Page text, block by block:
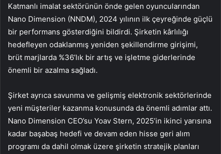
Katmanlı imalat sektörünün önde gelen oyuncularından
Nano Dimension (NNDM), 2024 yılının ilk çeyreğinde güçlü
bir performans gösterdiğini bildirdi. Şirketin kârlılığı
hedefleyen odaklanmış yeniden şekillendirme girişimi,
brüt marjlarda %36’lık bir artış ve işletme giderlerinde
önemli bir azalma sağladı.
Şirket ayrıca savunma ve gelişmiş elektronik sektörlerinde
yeni müşteriler kazanma konusunda da önemli adımlar attı.
Nano Dimension CEO’su Yoav Stern, 2025’in ikinci yarısına
kadar başabaş hedefi ve devam eden hisse geri alım
programı da dahil olmak üzere şirketin stratejik planları